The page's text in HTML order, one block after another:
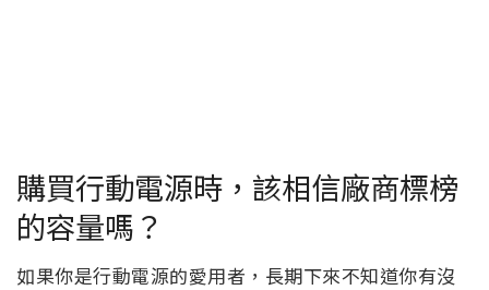
購買行動電源時，該相信廠商標榜
的容量嗎？
如果你是行動電源的愛用者，長期下來不知道你有沒